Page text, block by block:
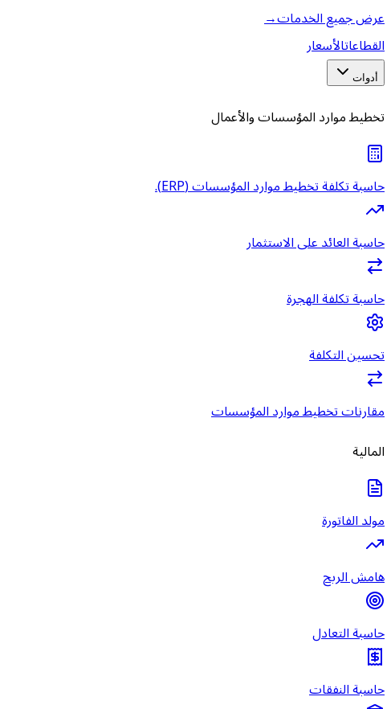
عرض جميع الخدمات→
القطاعاتالأسعار
أدوات
تخطيط موارد المؤسسات والأعمال
حاسبة تكلفة تخطيط موارد المؤسسات (ERP).
حاسبة العائد على الاستثمار
حاسبة تكلفة الهجرة
تحسين التكلفة
مقارنات تخطيط موارد المؤسسات
المالية
مولد الفاتورة
هامش الربح
حاسبة التعادل
حاسبة النفقات